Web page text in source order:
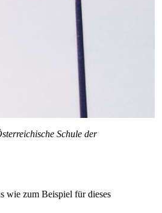
Schule der
wie zum Beispiel für dieses